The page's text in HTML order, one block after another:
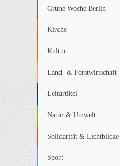
Grüne Woche Berlin
Kirche
Kultur
Land- & Forstwirtschaft
Leitartikel
Natur & Umwelt
Solidarität & Lichtblicke
Sport